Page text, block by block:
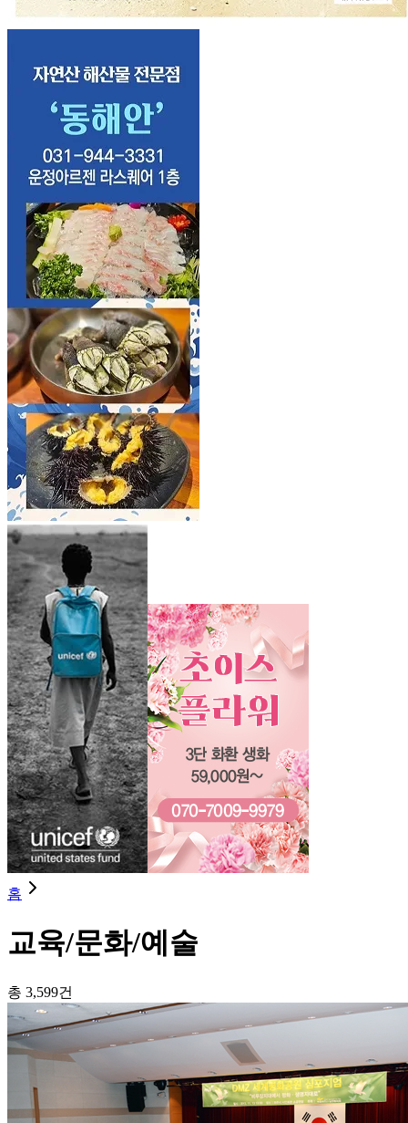
홈
교육/문화/예술
총 3,599건